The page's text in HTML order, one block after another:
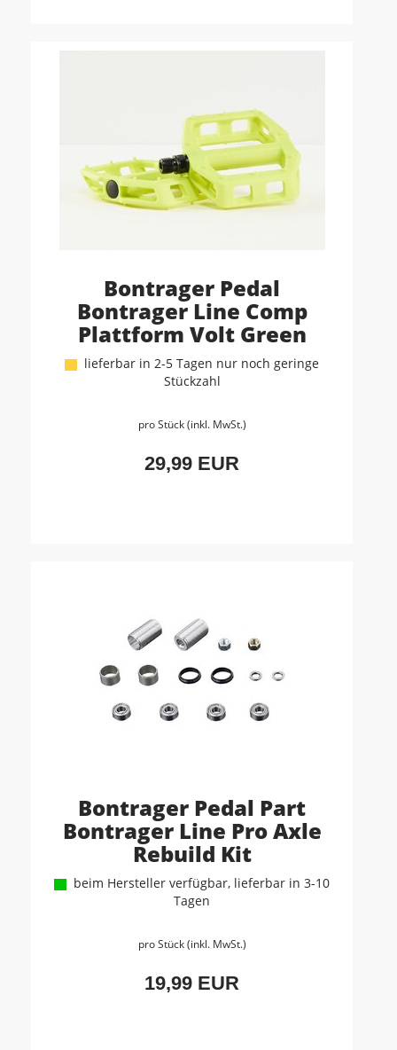
Bontrager Pedal
Bontrager Line Comp
Plattform Volt Green
lieferbar in 2-5 Tagen nur noch geringe
Stückzahl
pro Stück (inkl. MwSt.)
29,99 EUR
Bontrager Pedal Part
Bontrager Line Pro Axle
Rebuild Kit
beim Hersteller verfügbar, lieferbar in 3-10
Tagen
pro Stück (inkl. MwSt.)
19,99 EUR